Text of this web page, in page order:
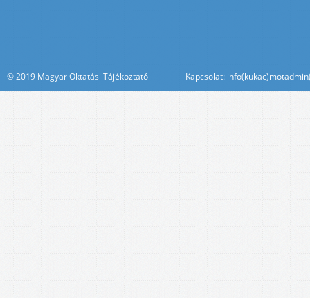
© 2019 Magyar Oktatási Tájékoztató Kapcsolat: